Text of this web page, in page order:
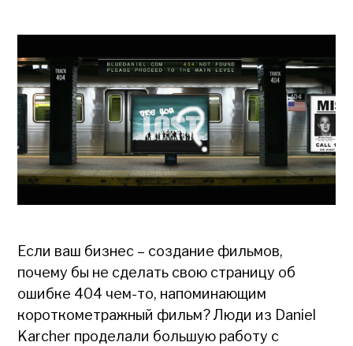
Если ваш бизнес – создание фильмов,
почему бы не сделать свою страницу об
ошибке 404 чем-то, напоминающим
короткометражный фильм? Люди из Daniel
Karcher проделали большую работу с